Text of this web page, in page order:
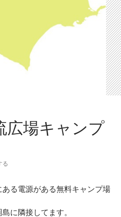
広場キャンプ
る
る電源がある無料キャンプ場
に隣接してます。